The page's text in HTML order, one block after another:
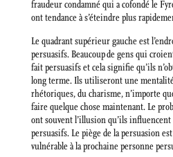
fraudeur condamné qui a cofondé le
ont tendance à s’éteindre plus
Le quadrant supérieur gauche est
persuasifs. Beaucoup de gens qui
fait persuasifs et cela signifie qu’ils
long terme. Ils utiliseront une mentalité
rhétoriques, du charisme, n’importe
faire quelque chose maintenant. Le
ont souvent l’illusion qu’ils
persuasifs. Le piège de la persuasion
vulnérable à la prochaine personne